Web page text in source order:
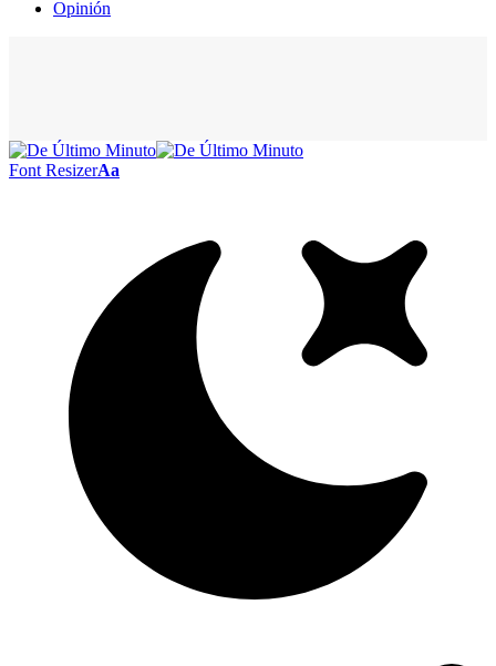
Opinión
Font ResizerAa